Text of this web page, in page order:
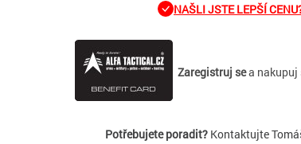
NAŠLI JSTE LEPŠÍ
Zaregistruj sea nakupuj
Potřebujete poradit?Kontaktujte